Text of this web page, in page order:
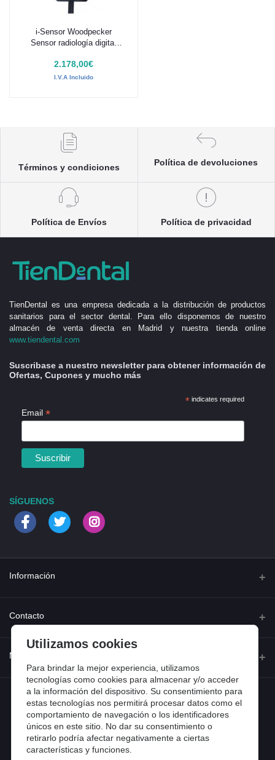
Añadir al carrito
i-Sensor Woodpecker
Sensor radiología digital
mm²)
2.178,00€
I.V.A Incluido
Términos y condiciones
Política de devoluciones
Política de Envíos Política de privacidad
TienDental es una empresa dedicada a la distribución de productos
sanitarios para el sector dental. Para ello disponemos de nuestro
almacén de venta directa en Madrid y nuestra tienda online
www.tiendental.com
Suscribase a nuestro newsletter para obtener información de
Ofertas, Cupones y mucho más
*indicates required
Email *
SÍGUENOS
Información
Quienes somos
Preguntas frecuentes
Entradas de blog
Contacto
Calle Ferraz 42, Madrid
Teléfono
918 13 81 81
Email
info@tiendental.com
Mi cuenta
Iniciar sesión
Historial de pedidos
Mi lista de compra
Utilizamos cookies
Para brindar la mejor experiencia, utilizamos
tecnologías como cookies para almacenar y/o acceder
a la información del dispositivo. Su consentimiento para
estas tecnologías nos permitirá procesar datos como el
comportamiento de navegación o los identificadores
únicos en este sitio. No dar su consentimiento o
retirarlo podría afectar negativamente a ciertas
características y funciones.